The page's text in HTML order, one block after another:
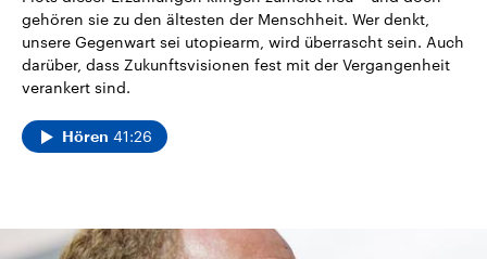
gehören sie zu den ältesten der Menschheit. Wer denkt,
unsere Gegenwart sei utopiearm, wird überrascht sein. Auch
darüber, dass Zukunftsvisionen fest mit der Vergangenheit
verankert sind.
Hören 41:26